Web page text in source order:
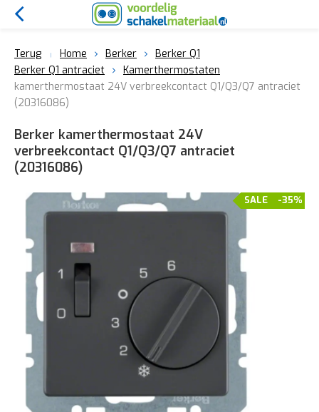
Terug Home Berker
Berker Q1
Berker Q1 antraciet
Kamerthermostaten
kamerthermostaat 24V verbreekcontact Q1/Q3/Q7 antraciet
(20316086)
Berker kamerthermostaat 24V
verbreekcontact Q1/Q3/Q7 antraciet
(20316086)
-35%
SALE